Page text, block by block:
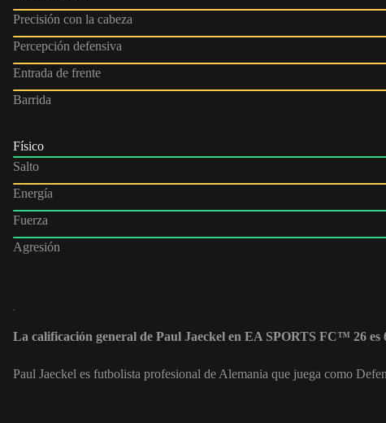
Precisión con la cabeza
Percepción defensiva
Entrada de frente
Barrida
Físico
Salto
Energía
Fuerza
Agresión
La calificación general de Paul Jaeckel en EA SPORTS FC™ 26 es
Paul Jaeckel es futbolista profesional de Alemania que juega como